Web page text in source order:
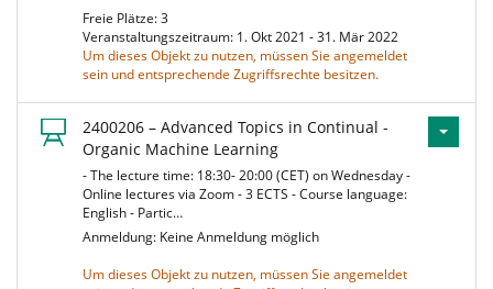
Freie Plätze: 3
Veranstaltungszeitraum: 1. Okt 2021 - 31. Mär 2022
Um dieses Objekt zu nutzen, müssen Sie angemeldet
sein und entsprechende Zugriffsrechte besitzen.
2400206 – Advanced Topics in Continual -
Organic Machine Learning
- The lecture time: 18:30- 20:00 (CET) on Wednesday -
Online lectures via Zoom - 3 ECTS - Course language:
English - Partic…
Anmeldung: Keine Anmeldung möglich
Um dieses Objekt zu nutzen, müssen Sie angemeldet